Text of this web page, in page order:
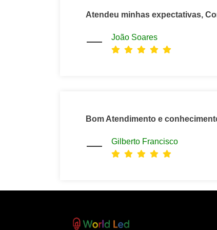
Atendeu minhas expectativas,
João Soares
Bom Atendimento e
Gilberto Francisco